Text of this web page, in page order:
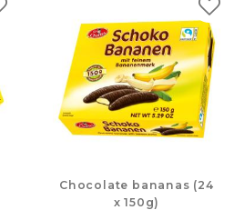
إضافة إلى
Chocolate bananas (24
x 150g)